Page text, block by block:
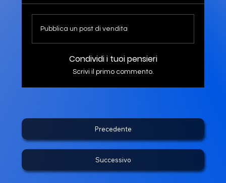
Precedente
Successivo
Pubblica un post di vendita
Condividi i tuoi pensieri
Scrivi il primo commento.